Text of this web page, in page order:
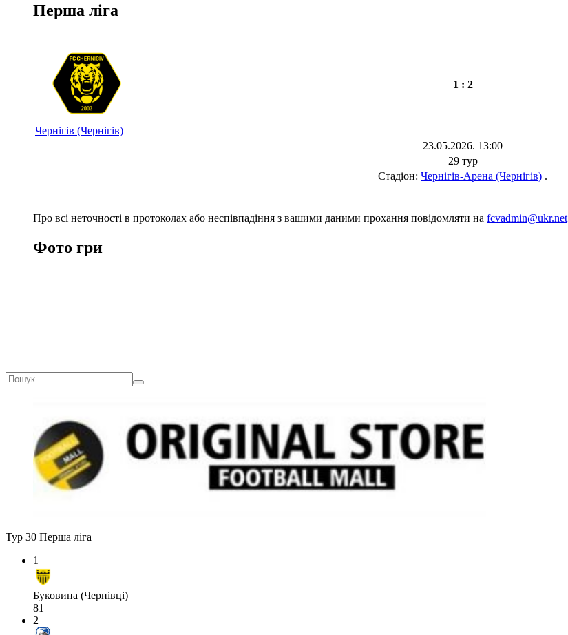
Перша ліга
1 : 2
Чернігів (Чернігів)
23.05.2026. 13:00
29 тур
Стадіон: Чернігів-Арена (Чернігів) .
Про всі неточності в протоколах або неспівпадіння з вашими даними прохання повідомляти на fcvadmin@ukr.net
Фото гри
Тур 30 Перша ліга
1
Буковина (Чернівці)
81
2